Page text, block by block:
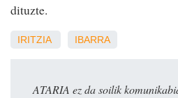
dituzte.
IRITZIA IBARRA
ATARIA ez da soilik